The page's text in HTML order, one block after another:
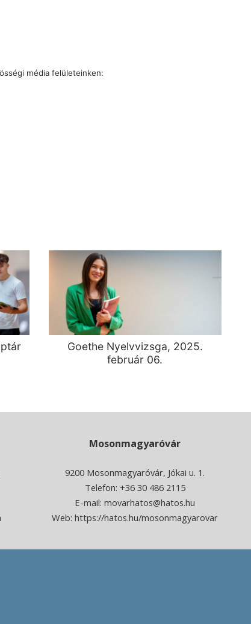
média felületeinken:
Goethe Nyelvvizsga, 2025.
február 06.
Mosonmagyaróvár
9200 Mosonmagyaróvár, Jókai u. 1.
Telefon: +36 30 486 2115
E-mail:movarhatos@hatos.hu
Web:https://hatos.hu/mosonmagyarovar